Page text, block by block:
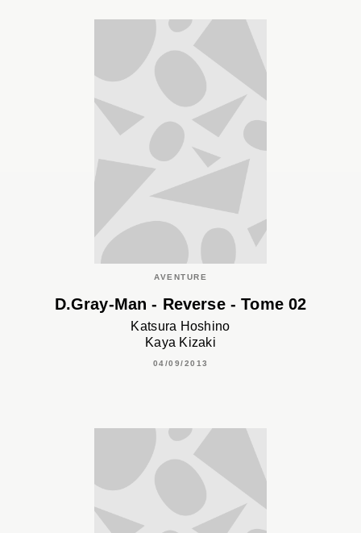
AVENTURE
D.Gray-Man - Reverse - Tome 02
Katsura Hoshino
Kaya Kizaki
04/09/2013